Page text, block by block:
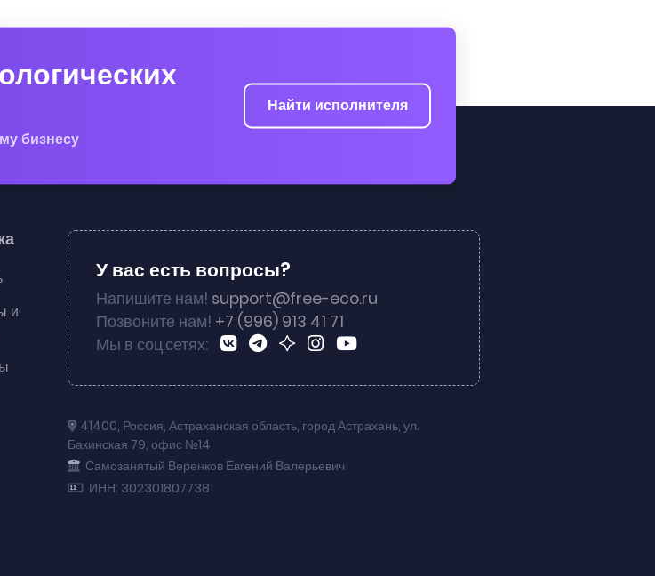
бизнесу
Найти исполнителя
и
У вас есть вопросы?
Напишите нам! support@free-eco.ru
Позвоните нам! +7 (996) 913 41 71
Мы в соц.сетях:
41400, Россия, Астраханская область, город Астрахань, ул.
Бакинская 79, офис №14
Самозанятый Веренков Евгений Валерьевич
ИНН: 302301807738